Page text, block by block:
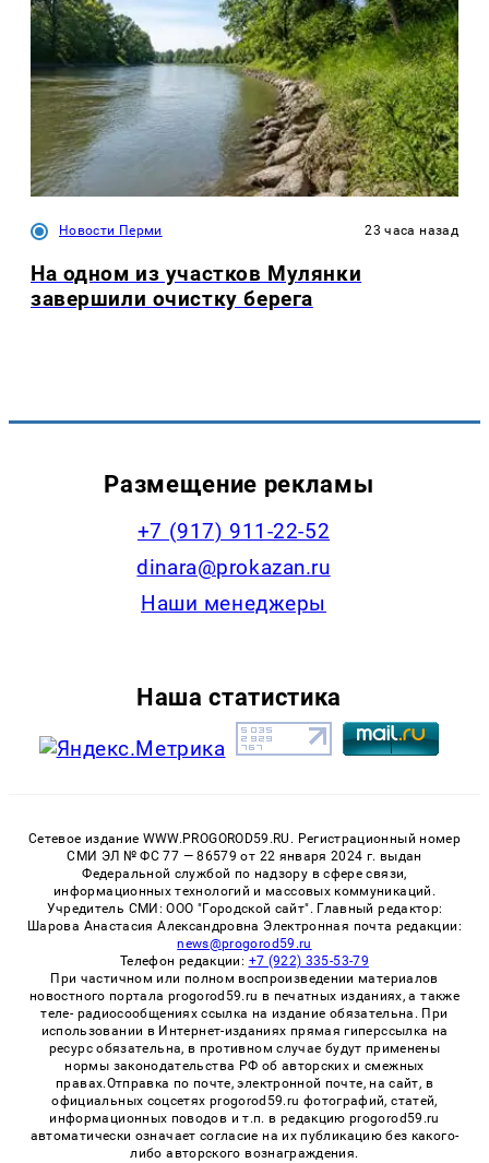
Новости Перми 23 часа назад
На одном из участков Мулянки
завершили очистку берега
Размещение рекламы
+7 (917) 911-22-52
dinara@prokazan.ru
Наши менеджеры
Наша статистика
Сетевое издание WWW.PROGOROD59.RU. Регистрационный номер
СМИ ЭЛ № ФС 77 — 86579 от 22 января 2024 г. выдан
Федеральной службой по надзору в сфере связи,
информационных технологий и массовых коммуникаций.
Учредитель СМИ: ООО "Городской сайт". Главный редактор:
Шарова Анастасия Александровна Электронная почта редакции:
news@progorod59.ru
Телефон редакции: +7 (922) 335-53-79
При частичном или полном воспроизведении материалов
новостного портала progorod59.ru в печатных изданиях, а также
теле- радиосообщениях ссылка на издание обязательна. При
использовании в Интернет-изданиях прямая гиперссылка на
ресурс обязательна, в противном случае будут применены
нормы законодательства РФ об авторских и смежных
правах.Отправка по почте, электронной почте, на сайт, в
официальных соцсетях progorod59.ru фотографий, статей,
информационных поводов и т.п. в редакцию progorod59.ru
автоматически означает согласие на их публикацию без какого-
либо авторского вознаграждения.